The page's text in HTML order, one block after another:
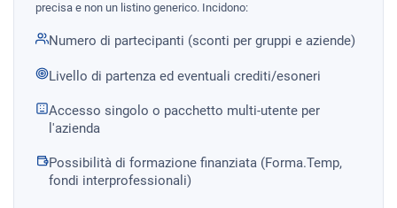
precisa e non un listino generico. Incidono:
Numero di partecipanti (sconti per gruppi e aziende)
Livello di partenza ed eventuali crediti/esoneri
Accesso singolo o pacchetto multi-utente per
l'azienda
Possibilità di formazione finanziata (Forma.Temp,
fondi interprofessionali)